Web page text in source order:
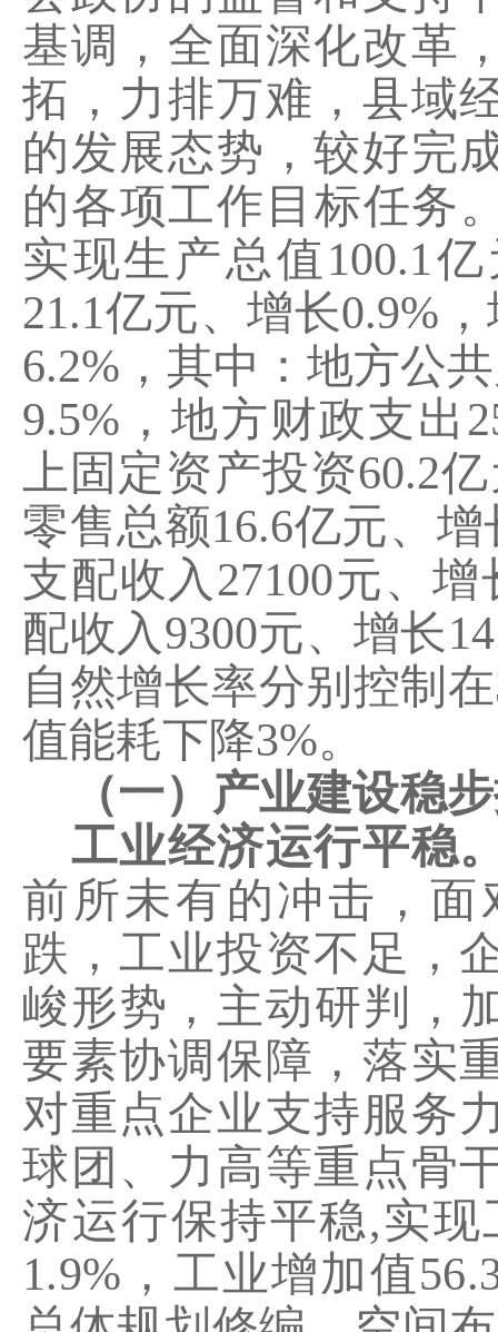
基调，全面深化改革
拓，力排万难，县域
的发展态势，较好完
的各项工作目标任务
实现生产总值100.1
21.1亿元、增长0.9%
6.2% ，其中：地方公
9.5% ，地方财政支出
上固定资产投资60.2
零售总额16.6亿元、增
支配收入 27100元、增
配收入 9300元、增长
自然增长率分别控制在
值能耗下降3%。
（一）产业建设稳
工业经济运行平稳
前所未有的冲击，
跌，工业投资不足，
峻形势，主动研判，
要素协调保障， 落实
对重点企业支持服务
球团、力高等重点骨
济运行保持平稳,实现
1.9% ，工业增加值